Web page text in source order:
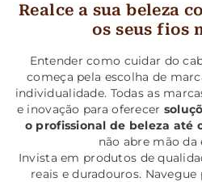
Realce a sua beleza
os seus fios
Entender como cuidar do
começa pela escolha de
individualidade. Todas as
e inovação para oferecer
o profissional de beleza até
não abre mão da
Invista em produtos de
reais e duradouros.